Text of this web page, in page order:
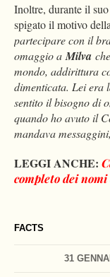
FACTS
31
Inoltre, durante il
spigato il motivo
partecipare con il
omaggio a Milva
mondo, addirittura
dimenticata. Lei era
sentito il bisogno di
quando ho avuto il
mandava
LEGGI ANCHE:
completo dei